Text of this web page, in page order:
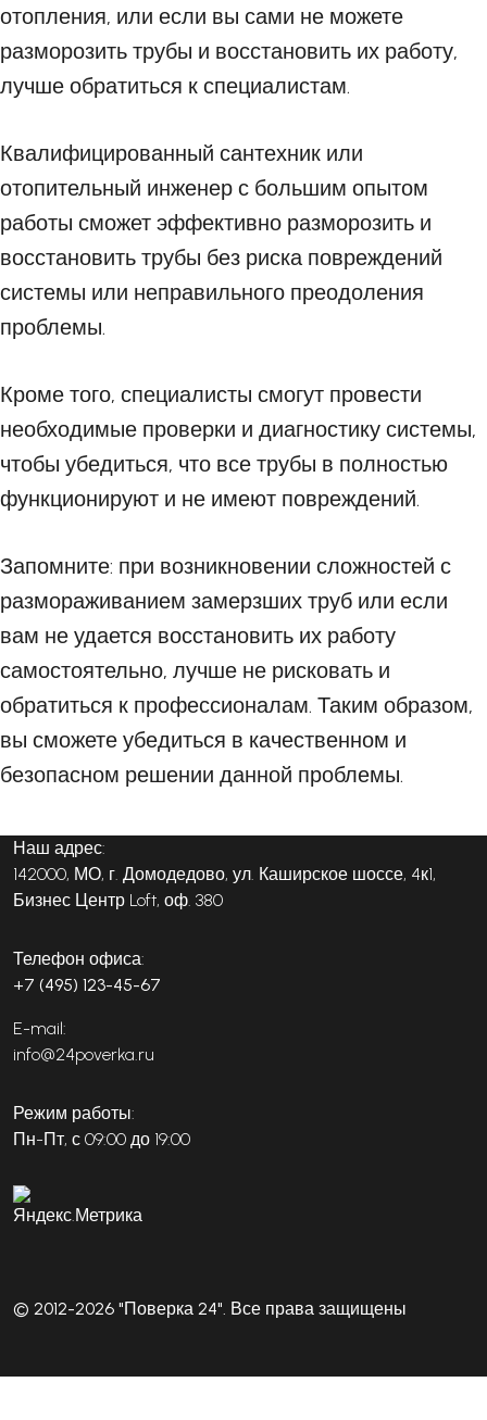
отопления, или если вы сами не можете
разморозить трубы и восстановить их работу,
лучше обратиться к специалистам.
Квалифицированный сантехник или
отопительный инженер с большим опытом
работы сможет эффективно разморозить и
восстановить трубы без риска повреждений
системы или неправильного преодоления
проблемы.
Кроме того, специалисты смогут провести
необходимые проверки и диагностику системы,
чтобы убедиться, что все трубы в полностью
функционируют и не имеют повреждений.
Запомните: при возникновении сложностей с
размораживанием замерзших труб или если
вам не удается восстановить их работу
самостоятельно, лучше не рисковать и
обратиться к профессионалам. Таким образом,
вы сможете убедиться в качественном и
безопасном решении данной проблемы.
Наш адрес:
142000, МО, г. Домодедово, ул. Каширское шоссе, 4к1,
Бизнес Центр Loft, оф. 380
Телефон офиса:
+7 (495) 123-45-67
E-mail:
info@24poverka.ru
Режим работы:
Пн-Пт, с 09:00 до 19:00
© 2012-2026 "Поверка 24". Все права защищены